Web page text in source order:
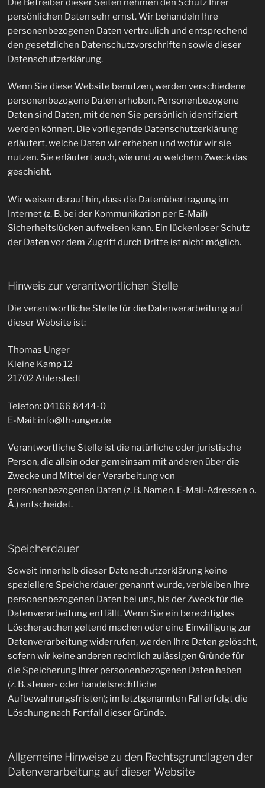
Die Betreiber dieser Seiten nehmen den Schutz Ihrer
persönlichen Daten sehr ernst. Wir behandeln Ihre
personenbezogenen Daten vertraulich und entsprechend
den gesetzlichen Datenschutzvorschriften sowie dieser
Datenschutzerklärung.
Wenn Sie diese Website benutzen, werden verschiedene
personenbezogene Daten erhoben. Personenbezogene
Daten sind Daten, mit denen Sie persönlich identifiziert
werden können. Die vorliegende Datenschutzerklärung
erläutert, welche Daten wir erheben und wofür wir sie
nutzen. Sie erläutert auch, wie und zu welchem Zweck das
geschieht.
Wir weisen darauf hin, dass die Datenübertragung im
Internet (z. B. bei der Kommunikation per E-Mail)
Sicherheitslücken aufweisen kann. Ein lückenloser Schutz
der Daten vor dem Zugriff durch Dritte ist nicht möglich.
Hinweis zur verantwortlichen Stelle
Die verantwortliche Stelle für die Datenverarbeitung auf
dieser Website ist:
Thomas Unger
Kleine Kamp 12
21702 Ahlerstedt
Telefon: 04166 8444-0
E-Mail: info@th-unger.de
Verantwortliche Stelle ist die natürliche oder juristische
Person, die allein oder gemeinsam mit anderen über die
Zwecke und Mittel der Verarbeitung von
personenbezogenen Daten (z. B. Namen, E-Mail-Adressen o.
Ä.) entscheidet.
Speicherdauer
Soweit innerhalb dieser Datenschutzerklärung keine
speziellere Speicherdauer genannt wurde, verbleiben Ihre
personenbezogenen Daten bei uns, bis der Zweck für die
Datenverarbeitung entfällt. Wenn Sie ein berechtigtes
Löschersuchen geltend machen oder eine Einwilligung zur
Datenverarbeitung widerrufen, werden Ihre Daten gelöscht,
sofern wir keine anderen rechtlich zulässigen Gründe für
die Speicherung Ihrer personenbezogenen Daten haben
(z. B. steuer- oder handelsrechtliche
Aufbewahrungsfristen); im letztgenannten Fall erfolgt die
Löschung nach Fortfall dieser Gründe.
Allgemeine Hinweise zu den Rechtsgrundlagen der
Datenverarbeitung auf dieser Website